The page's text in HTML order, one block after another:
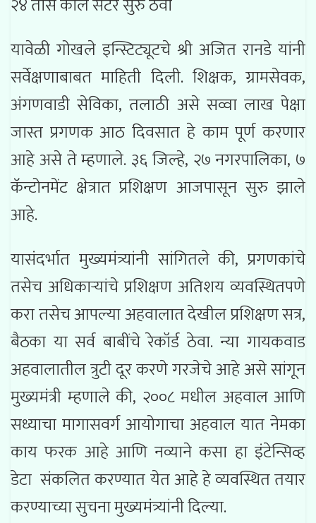
२४ तास कॉल सेंटर सुरु ठेवा
यावेळी गोखले इन्स्टिट्यूटचे श्री अजित रानडे यांनी
सर्वेक्षणाबाबत माहिती दिली. शिक्षक, ग्रामसेवक,
अंगणवाडी सेविका, तलाठी असे सव्वा लाख पेक्षा
जास्त प्रगणक आठ दिवसात हे काम पूर्ण करणार
आहे असे ते म्हणाले. ३६ जिल्हे, २७ नगरपालिका, ७
कॅन्टोनमेंट क्षेत्रात प्रशिक्षण आजपासून सुरु झाले
आहे.
यासंदर्भात मुख्यमंत्र्यांनी सांगितले की, प्रगणकांचे
तसेच अधिकाऱ्यांचे प्रशिक्षण अतिशय व्यवस्थितपणे
करा तसेच आपल्या अहवालात देखील प्रशिक्षण सत्र,
बैठका या सर्व बाबींचे रेकॉर्ड ठेवा. न्या गायकवाड
अहवालातील त्रुटी दूर करणे गरजेचे आहे असे सांगून
मुख्यमंत्री म्हणाले की, २००८ मधील अहवाल आणि
सध्याचा मागासवर्ग आयोगाचा अहवाल यात नेमका
काय फरक आहे आणि नव्याने कसा हा इंटेन्सिव्ह
डेटा संकलित करण्यात येत आहे हे व्यवस्थित तयार
करण्याच्या सुचना मुख्यमंत्र्यांनी दिल्या.